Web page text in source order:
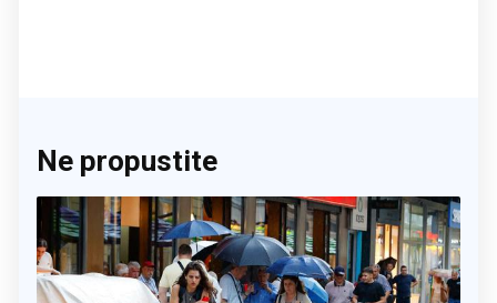
Ne propustite